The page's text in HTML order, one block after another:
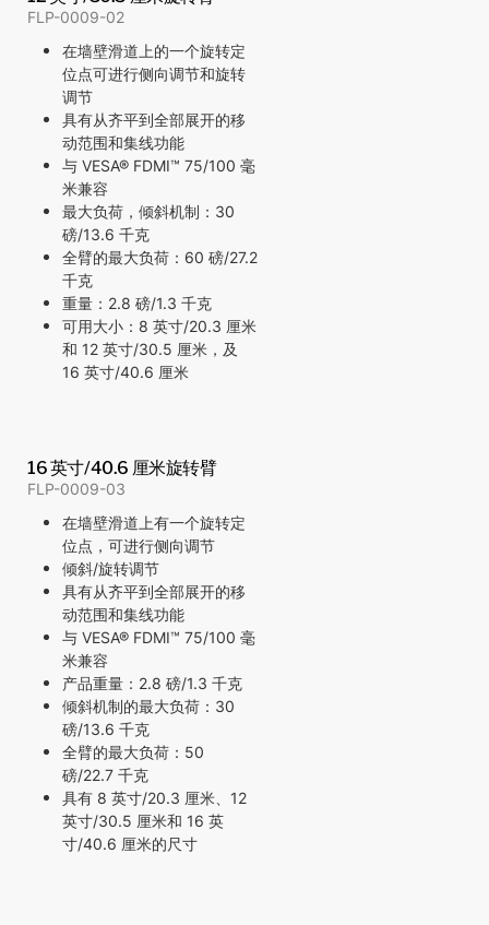
FLP-0009-02
在墙壁滑道上的一个旋转定
位点可进行侧向调节和旋转
调节
具有从齐平到全部展开的移
动范围和集线功能
与 VESA® FDMI™ 75/100 毫
米兼容
最大负荷，倾斜机制：30
磅/13.6 千克
全臂的最大负荷：60 磅/27.2
千克
重量：2.8 磅/1.3 千克
可用大小：8 英寸/20.3 厘米
和 12 英寸/30.5 厘米，及
16 英寸/40.6 厘米
16 英寸/40.6 厘米旋转臂
FLP-0009-03
在墙壁滑道上有一个旋转定
位点，可进行侧向调节
倾斜/旋转调节
具有从齐平到全部展开的移
动范围和集线功能
与 VESA® FDMI™ 75/100 毫
米兼容
产品重量：2.8 磅/1.3 千克
倾斜机制的最大负荷：30
磅/13.6 千克
全臂的最大负荷：50
磅/22.7 千克
具有 8 英寸/20.3 厘米、12
英寸/30.5 厘米和 16 英
寸/40.6 厘米的尺寸